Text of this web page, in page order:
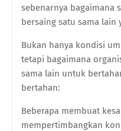
sebenarnya bagaimana
bersaing satu sama lain
Bukan hanya kondisi
tetapi bagaimana
sama lain untuk
bertahan:
Beberapa membuat
mempertimbangkan